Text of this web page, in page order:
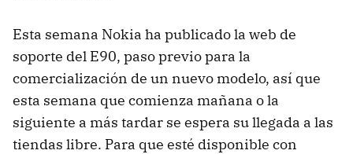
Esta semana Nokia ha publicado la web de
soporte del E90, paso previo para la
comercialización de un nuevo modelo, así que
esta semana que comienza mañana o la
siguiente a más tardar se espera su llegada a las
tiendas libre. Para que esté disponible con